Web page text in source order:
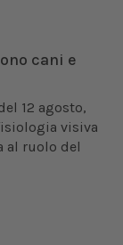
cani e
12 agosto,
visiva
al ruolo del